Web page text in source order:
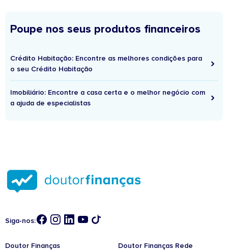
Poupe nos seus produtos financeiros
Crédito Habitação: Encontre as melhores condições para
o seu Crédito Habitação
Imobiliário: Encontre a casa certa e o melhor negócio com
a ajuda de especialistas
Siga-nos:
Doutor Finanças Doutor Finanças Rede